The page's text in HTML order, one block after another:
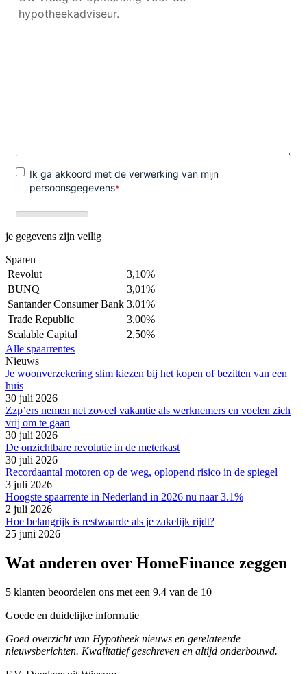
je gegevens zijn veilig
Sparen
Revolut
3,10%
BUNQ
3,01%
Santander Consumer Bank 3,01%
Trade Republic
3,00%
Scalable Capital
2,50%
Alle spaarrentes
Nieuws
Je woonverzekering slim kiezen bij het kopen of bezitten van een
huis
30 juli 2026
Zzp’ers nemen net zoveel vakantie als werknemers en voelen zich
vrij om te gaan
30 juli 2026
De onzichtbare revolutie in de meterkast
30 juli 2026
Recordaantal motoren op de weg, oplopend risico in de spiegel
3 juli 2026
Hoogste spaarrente in Nederland in 2026 nu naar 3.1%
2 juli 2026
Hoe belangrijk is restwaarde als je zakelijk rijdt?
25 juni 2026
Wat anderen over HomeFinance zeggen
5 klanten beoordelen ons met een 9.4 van de 10
Goede en duidelijke informatie
Goed overzicht van Hypotheek nieuws en gerelateerde
nieuwsberichten. Kwalitatief geschreven en altijd onderbouwd.